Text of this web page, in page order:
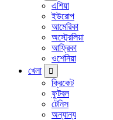
এশিয়া
ইউরোপ
আমেরিকা
অস্ট্রেলিয়া
আফ্রিকা
ওশেনিয়া
খেলা
ক্রিকেট
ফুটবল
টেনিস
অন্যান্য